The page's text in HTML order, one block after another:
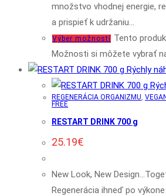
množstvo vhodnej energie,
a prispieť k udržaniu…
Výber možností Tento
Možnosti si môžete vybrať
Rýchly
REGENERÁCIA ORGANIZMU
FREE
RESTART DRINK 700 g
25.19€
New Look, New
Regenerácia ihneď po